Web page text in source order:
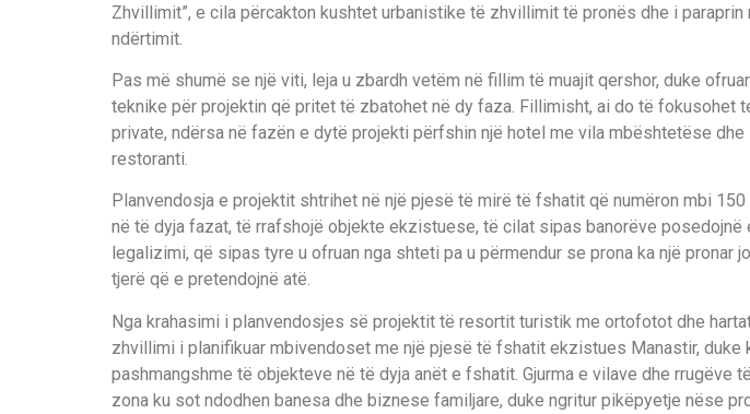
Zhvillimit”, e cila përcakton kushtet urbanistike të zhvillimit të pronës dhe i
ndërtimit.
Pas më shumë se një viti, leja u zbardh vetëm në fillim të muajit qershor, duke
teknike për projektin që pritet të zbatohet në dy faza. Fillimisht, ai do të fokusohet
private, ndërsa në fazën e dytë projekti përfshin një hotel me vila mbështetëse dhe
restoranti.
Planvendosja e projektit shtrihet në një pjesë të mirë të fshatit që numëron mbi
në të dyja fazat, të rrafshojë objekte ekzistuese, të cilat sipas banorëve posedojnë
legalizimi, që sipas tyre u ofruan nga shteti pa u përmendur se prona ka një pronar
tjerë që e pretendojnë atë.
Nga krahasimi i planvendosjes së projektit të resortit turistik me ortofotot dhe
zhvillimi i planifikuar mbivendoset me një pjesë të fshatit ekzistues Manastir, duke
pashmangshme të objekteve në të dyja anët e fshatit. Gjurma e vilave dhe rrugëve
zona ku sot ndodhen banesa dhe biznese familjare, duke ngritur pikëpyetje nëse